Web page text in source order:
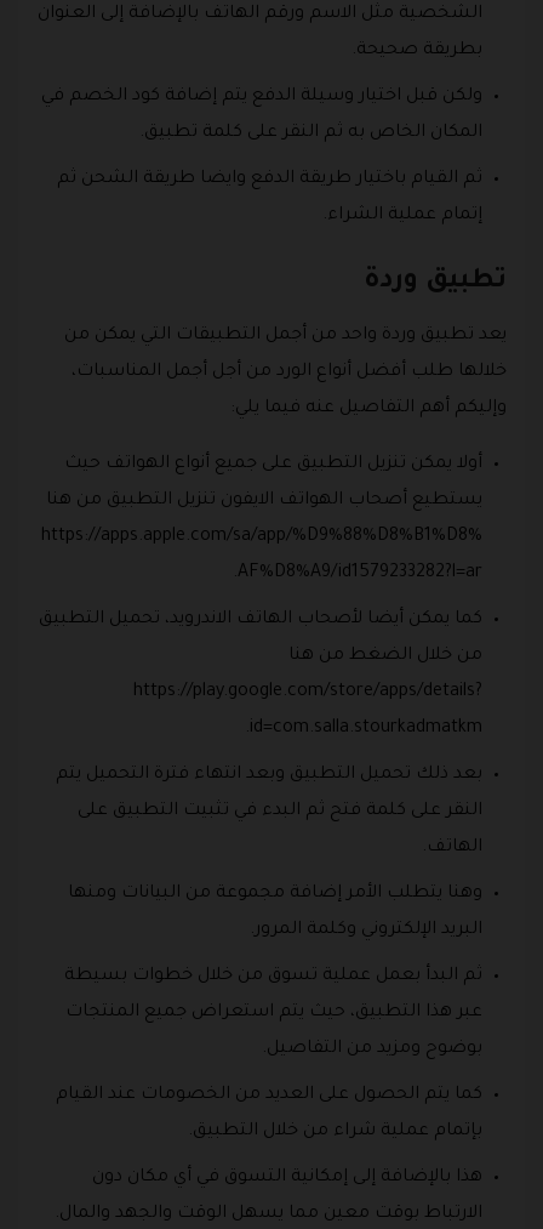
الشخصية مثل الاسم ورقم الهاتف بالإضافة إلى العنوان
بطريقة صحيحة.
ولكن قبل اختيار وسيلة الدفع يتم إضافة كود الخصم في
المكان الخاص به ثم النقر على كلمة تطبيق.
ثم القيام باختيار طريقة الدفع وايضا طريقة الشحن ثم
إتمام عملية الشراء.
تطبيق وردة
يعد تطبيق وردة واحد من أجمل التطبيقات التي يمكن من
خلالها طلب أفضل أنواع الورد من أجل أجمل المناسبات،
وإليكم أهم التفاصيل عنه فيما يلي:
أولا يمكن تنزيل التطبيق على جميع أنواع الهواتف حيث
يستطيع أصحاب الهواتف الايفون تنزيل التطبيق من هنا
https://apps.apple.com/sa/app/%D9%88%D8%B1%D8%
AF%D8%A9/id1579233282?l=ar.
كما يمكن أيضا لأصحاب الهاتف الاندرويد، تحميل التطبيق
من خلال الضغط من هنا
https://play.google.com/store/apps/details?
id=com.salla.stourkadmatkm.
بعد ذلك تحميل التطبيق وبعد انتهاء فترة التحميل يتم
النقر على كلمة فتح ثم البدء في تثبيت التطبيق على
الهاتف.
وهنا يتطلب الأمر إضافة مجموعة من البيانات ومنها
البريد الإلكتروني وكلمة المرور.
ثم البدأ بعمل عملية تسوق من خلال خطوات بسيطة
عبر هذا التطبيق، حيث يتم استعراض جميع المنتجات
بوضوح ومزيد من التفاصيل.
كما يتم الحصول على العديد من الخصومات عند القيام
بإتمام عملية شراء من خلال التطبيق.
هذا بالإضافة إلى إمكانية التسوق في أي مكان دون
الارتباط بوقت معين مما يسهل الوقت والجهد والمال.